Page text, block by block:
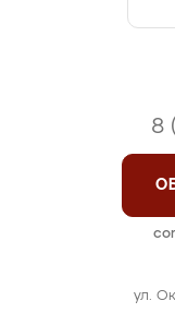
ул.
8